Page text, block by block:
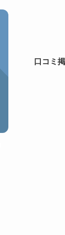
口コミ